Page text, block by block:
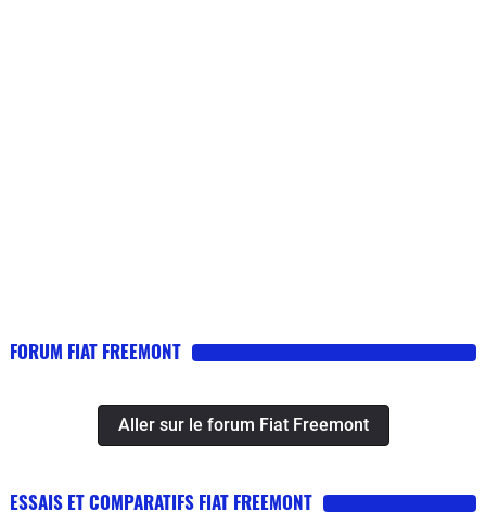
FORUM FIAT FREEMONT
Aller sur le forum Fiat Freemont
ESSAIS ET COMPARATIFS FIAT FREEMONT